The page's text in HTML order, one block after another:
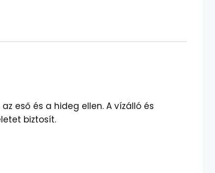
eső és a hideg ellen. A vízálló és
biztosít.